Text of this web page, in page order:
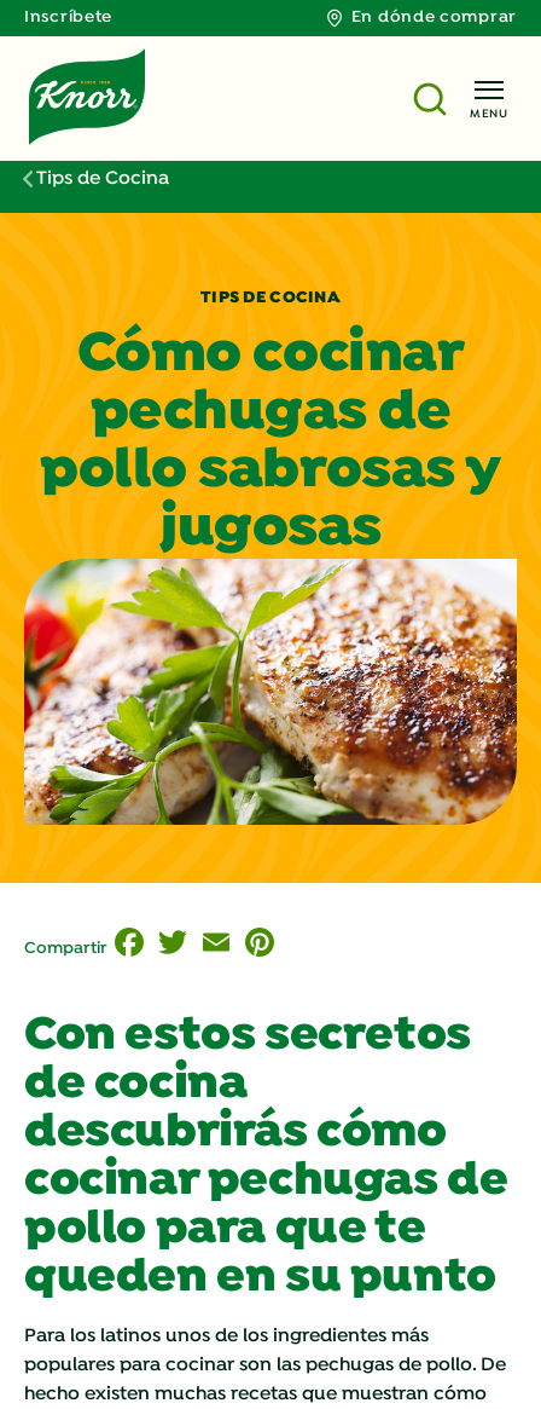
Inscríbete En dónde comprar
MENU
Tips de Cocina
TIPS DE COCINA
Cómo cocinar
pechugas de
pollo sabrosas y
jugosas
Compartir
Facebook
TwitterEmail
Con estos secretos
de cocina
descubrirás cómo
cocinar pechugas de
pollo para que te
queden en su punto
Para los latinos unos de los ingredientes más
populares para cocinar son las pechugas de pollo. De
hecho existen muchas recetas que muestran cómo